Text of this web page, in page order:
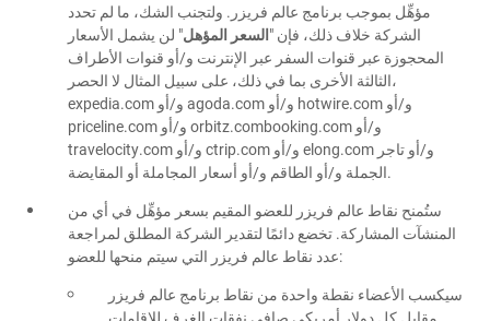
مؤهِّل بموجب برنامج عالم فريزر. ولتجنب الشك، ما لم تحدد
الشركة خلاف ذلك، فإن "السعر المؤهل" لن يشمل الأسعار
المحجوزة عبر قنوات السفر عبر الإنترنت و/أو قنوات الأطراف
الثالثة الأخرى بما في ذلك، على سبيل المثال لا الحصر،
expedia.com و/أو agoda.com و/أو hotwire.com و/أو
priceline.com و/أو orbitz.combooking.com و/أو
travelocity.com و/أو ctrip.com و/أو elong.com و/أو تاجر
الجملة و/أو الطاقم و/أو أسعار المجاملة أو المقايضة.
ستُمنح نقاط عالم فريزر للعضو المقيم بسعر مؤهِّل في أي من
المنشآت المشاركة. تخضع دائمًا لتقدير الشركة المطلق لمراجعة
عدد نقاط عالم فريزر التي سيتم منحها للعضو:
سيكسب الأعضاء نقطة واحدة من نقاط برنامج عالم فريزر